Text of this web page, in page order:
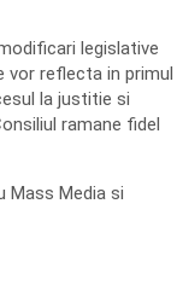
legislative
vor reflecta in primul
la justitie si
ramane fidel
Mass Media si